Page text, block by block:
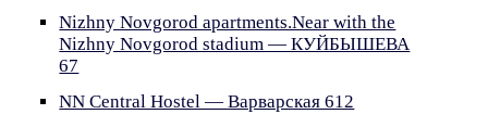
Nizhny Novgorod apartments.Near with the
Nizhny Novgorod stadium — КУЙБЫШЕВА
67
NN Central Hostel — Варварская 612